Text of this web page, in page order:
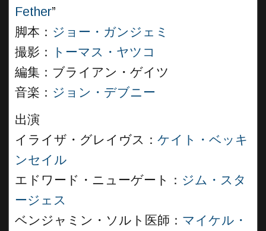
Fether”
脚本： ジョー・ガンジェミ
撮影：
トーマス・ヤツコ
編集：ブライアン・ゲイツ
音楽： ジョン・デブニー
出演
イライザ・グレイヴス： ケイト・ベッキ
ンセイル
エドワード・ニューゲート： ジム・スタ
ージェス
ベンジャミン・ソルト医師： マイケル・